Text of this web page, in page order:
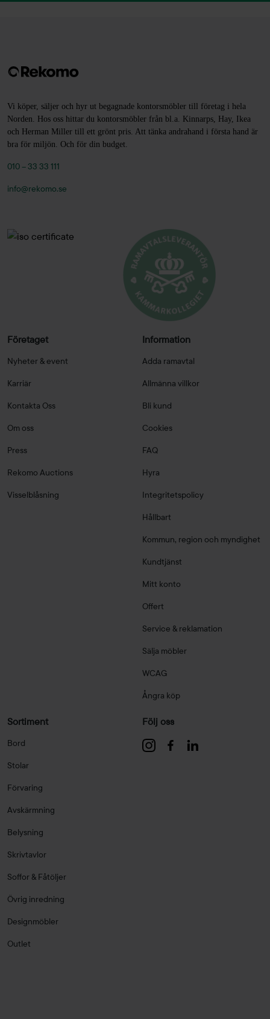
Vi köper, säljer och hyr ut begagnade kontorsmöbler till företag i hela
Norden. Hos oss hittar du kontorsmöbler från bl.a. Kinnarps, Hay, Ikea
och Herman Miller till ett grönt pris. Att tänka andrahand i första hand är
bra för miljön. Och för din budget.
010 – 33 33 111
info@rekomo.se
Företaget
Nyheter & event
Karriär
Kontakta Oss
Om oss
Press
Rekomo Auctions
Visselblåsning
Information
Adda ramavtal
Allmänna villkor
Bli kund
Cookies
FAQ
Hyra
Integritetspolicy
Hållbart
Kommun, region och myndighet
Kundtjänst
Mitt konto
Offert
Service & reklamation
Sälja möbler
WCAG
Ångra köp
Sortiment
Bord
Stolar
Förvaring
Avskärmning
Belysning
Skrivtavlor
Soffor & Fåtöljer
Övrig inredning
Designmöbler
Outlet
Följ oss